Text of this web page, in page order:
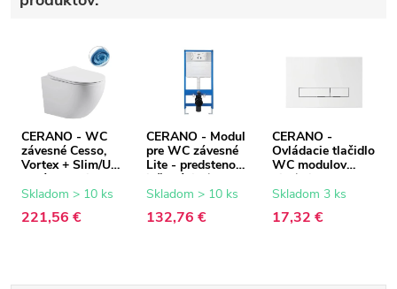
CERANO - WC
závesné Cesso,
Vortex + Slim/UF
sedátko - biela
matná - 49x36 cm
Skladom > 10 ks
221,56 €
CERANO - Modul
pre WC závesné
Lite - predstenová
inštalácia /
sadrokartón -
Skladom > 10 ks
132,76 €
CERANO -
Ovládacie tlačidlo
WC modulov
Lite/Slim - ABS -
biela
Skladom 3 ks
17,32 €